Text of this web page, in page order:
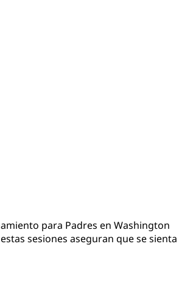
para Padres en Washington
sesiones aseguran que se sienta